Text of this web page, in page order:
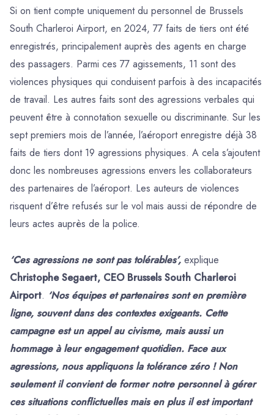
Si on tient compte uniquement du personnel de Brussels
South Charleroi Airport, en 2024, 77 faits de tiers ont été
enregistrés, principalement auprès des agents en charge
des passagers. Parmi ces 77 agissements, 11 sont des
violences physiques qui conduisent parfois à des incapacités
de travail. Les autres faits sont des agressions verbales qui
peuvent être à connotation sexuelle ou discriminante. Sur les
sept premiers mois de l’année, l’aéroport enregistre déjà 38
faits de tiers dont 19 agressions physiques. A cela s’ajoutent
donc les nombreuses agressions envers les collaborateurs
des partenaires de l’aéroport. Les auteurs de violences
risquent d’être refusés sur le vol mais aussi de répondre de
leurs actes auprès de la police.
‘Ces agressions ne sont pas tolérables’, explique
Christophe Segaert, CEO Brussels South Charleroi
Airport. ‘Nos équipes et partenaires sont en première
ligne, souvent dans des contextes exigeants. Cette
campagne est un appel au civisme, mais aussi un
hommage à leur engagement quotidien. Face aux
agressions, nous appliquons la tolérance zéro ! Non
seulement il convient de former notre personnel à gérer
ces situations conflictuelles mais en plus il est important